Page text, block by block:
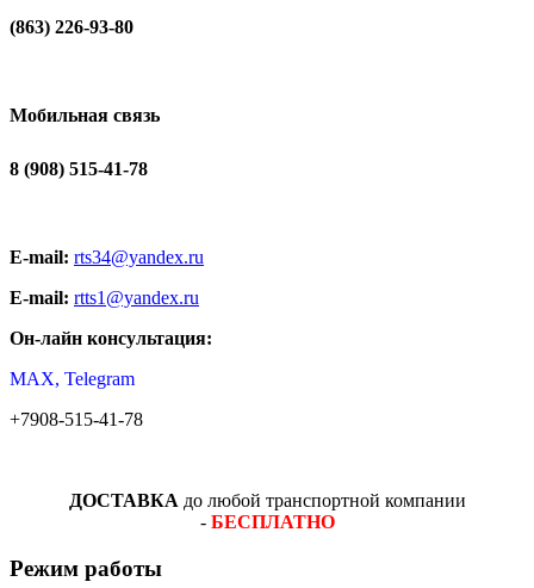
(863) 226-93-80
Мобильная связь
8 (908) 515-41-78
E-mail: rts34@yandex.ru
E-mail: rtts1@yandex.ru
Он-лайн консультация:
MAX, Telegram
+7908-515-41-78
ДОСТАВКА до любой транспортной компании
- БЕСПЛАТНО
Режим работы